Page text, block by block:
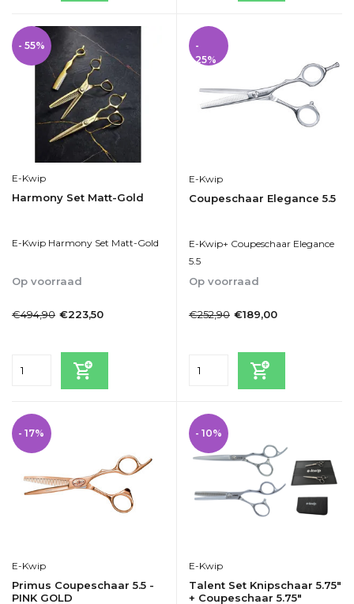
- 55%
E-Kwip
Harmony Set Matt-Gold
E-Kwip Harmony Set Matt-Gold
Op voorraad
€494,90 €223,50
-
25%
E-Kwip
Coupeschaar Elegance 5.5
E-Kwip+ Coupeschaar Elegance
5.5
Op voorraad
€252,90 €189,00
- 17%
E-Kwip
Primus Coupeschaar 5.5 -
PINK GOLD
- 10%
E-Kwip
Talent Set Knipschaar 5.75"
+ Coupeschaar 5.75"